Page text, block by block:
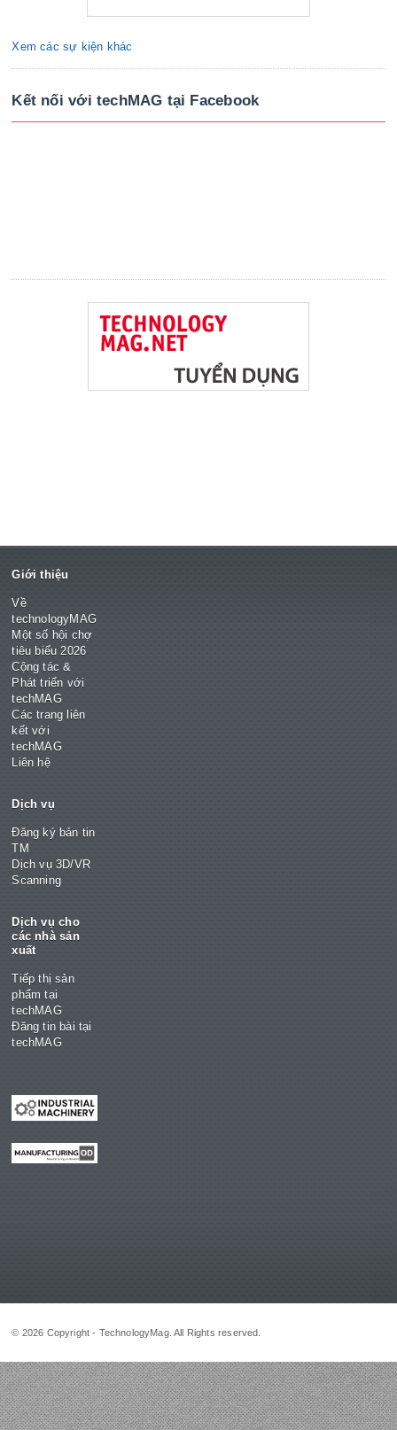
Xem các sự kiện khác
Kết nối với techMAG tại Facebook
Giới thiệu
Về
technologyMAG
Một số hội chợ
tiêu biểu 2026
Cộng tác &
Phát triển với
techMAG
Các trang liên
kết với
techMAG
Liên hệ
Dịch vụ
Đăng ký bản tin
TM
Dịch vụ 3D/VR
Scanning
Dịch vụ cho
các nhà sản
xuất
Tiếp thị sản
phẩm tại
techMAG
Đăng tin bài tại
techMAG
© 2026 Copyright - TechnologyMag. All Rights reserved.